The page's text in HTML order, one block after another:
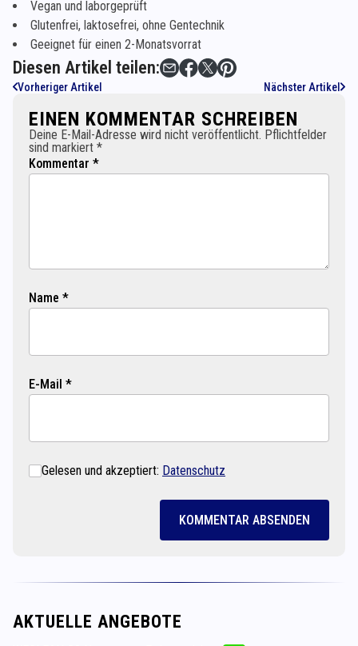
Vegan und laborgeprüft
Glutenfrei, laktosefrei, ohne Gentechnik
Geeignet für einen 2-Monatsvorrat
Diesen Artikel teilen:
Vorheriger Artikel Nächster Artikel
EINEN KOMMENTAR SCHREIBEN
Deine E-Mail-Adresse wird nicht veröffentlicht. Pflichtfelder
sind markiert *
Kommentar *
Name *
E-Mail *
Gelesen und akzeptiert: Datenschutz
KOMMENTAR ABSENDEN
AKTUELLE ANGEBOTE